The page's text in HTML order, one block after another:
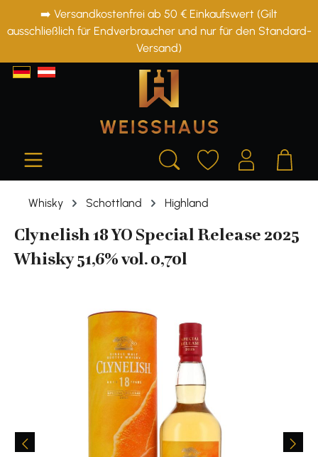
springen
➡️ Versandkostenfrei ab 50 € Einkaufswert (Gilt
ausschließlich für Endverbraucher und nur für den Standard-
Versand)
Whisky Schottland Highland
Clynelish 18 YO Special Release 2025
Whisky 51,6% vol. 0,70l